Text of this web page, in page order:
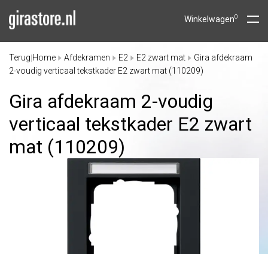
Winkelwagen0
Terug Home Afdekramen E2 E2 zwart mat
Gira afdekraam
2-voudig verticaal tekstkader E2 zwart mat (110209)
Gira afdekraam 2-voudig
verticaal tekstkader E2 zwart
mat (110209)